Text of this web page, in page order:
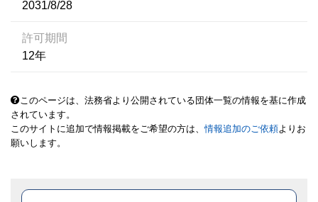
2031/8/28
許可期間
12年
このページは、法務省より公開されている団体一覧の情報を基に作成
されています。
このサイトに追加で情報掲載をご希望の方は、情報追加のご依頼よりお
願いします。